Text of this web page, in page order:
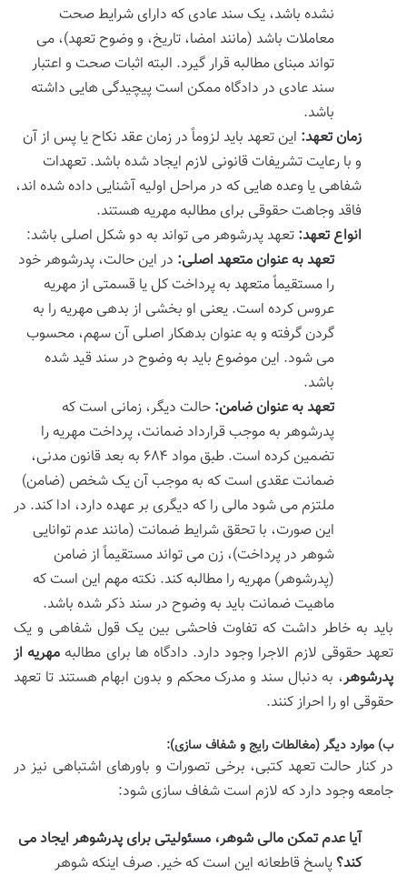
نشده باشد، یک سند عادی که دارای شرایط صحت
معاملات باشد (مانند امضا، تاریخ، و وضوح تعهد)، می
تواند مبنای مطالبه قرار گیرد. البته اثبات صحت و اعتبار
سند عادی در دادگاه ممکن است پیچیدگی هایی داشته
باشد.
زمان تعهد: این تعهد باید لزوماً در زمان عقد نکاح یا پس از آن
و با رعایت تشریفات قانونی لازم ایجاد شده باشد. تعهدات
شفاهی یا وعده هایی که در مراحل اولیه آشنایی داده شده اند،
فاقد وجاهت حقوقی برای مطالبه مهریه هستند.
انواع تعهد: تعهد پدرشوهر می تواند به دو شکل اصلی باشد:
تعهد به عنوان متعهد اصلی: در این حالت، پدرشوهر خود
را مستقیماً متعهد به پرداخت کل یا قسمتی از مهریه
عروس کرده است. یعنی او بخشی از بدهی مهریه را به
گردن گرفته و به عنوان بدهکار اصلی آن سهم، محسوب
می شود. این موضوع باید به وضوح در سند قید شده
باشد.
تعهد به عنوان ضامن: حالت دیگر، زمانی است که
پدرشوهر به موجب قرارداد ضمانت، پرداخت مهریه را
تضمین کرده است. طبق مواد ۶۸۴ به بعد قانون مدنی،
ضمانت عقدی است که به موجب آن یک شخص (ضامن)
ملتزم می شود مالی را که دیگری بر عهده دارد، ادا کند. در
این صورت، با تحقق شرایط ضمانت (مانند عدم توانایی
شوهر در پرداخت)، زن می تواند مستقیماً از ضامن
(پدرشوهر) مهریه را مطالبه کند. نکته مهم این است که
ماهیت ضمانت باید به وضوح در سند ذکر شده باشد.
باید به خاطر داشت که تفاوت فاحشی بین یک قول شفاهی و یک
تعهد حقوقی لازم الاجرا وجود دارد. دادگاه ها برای مطالبه مهریه از
پدرشوهر، به دنبال سند و مدرک محکم و بدون ابهام هستند تا تعهد
حقوقی او را احراز کنند.
ب) موارد دیگر (مغالطات رایج و شفاف سازی):
در کنار حالت تعهد کتبی، برخی تصورات و باورهای اشتباهی نیز در
جامعه وجود دارد که لازم است شفاف سازی شود:
آیا عدم تمکن مالی شوهر، مسئولیتی برای پدرشوهر ایجاد می
کند؟ پاسخ قاطعانه این است که خیر. صرف اینکه شوهر